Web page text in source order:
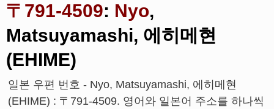
〒791-4509: Nyo,
Matsuyamashi, 에히메현
(EHIME)
일본 우편 번호 - Nyo, Matsuyamashi, 에히메현
(EHIME) : 〒791-4509. 영어와 일본어 주소를 하나씩